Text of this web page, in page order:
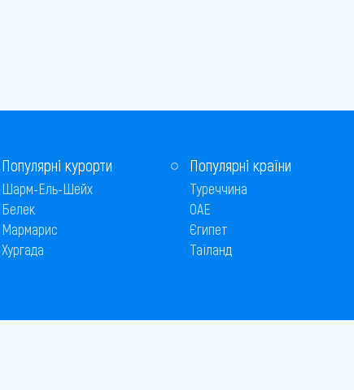
Популярні курорти
Шарм-Ель-Шейх
Белек
Мармарис
Хургада
Популярні країни
Туреччина
ОАЕ
Єгипет
Таїланд